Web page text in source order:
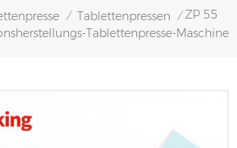
/ Tablettenpressen / ZP 55
Tablettenpresse-Maschine